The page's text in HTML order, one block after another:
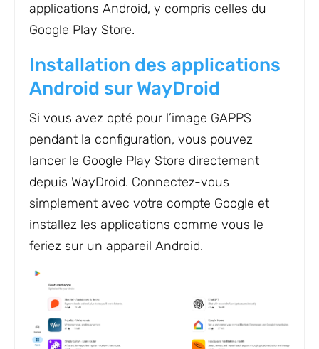
applications Android, y compris celles du
Google Play Store.
Installation des applications
Android sur WayDroid
Si vous avez opté pour l’image GAPPS
pendant la configuration, vous pouvez
lancer le Google Play Store directement
depuis WayDroid. Connectez-vous
simplement avec votre compte Google et
installez les applications comme vous le
feriez sur un appareil Android.